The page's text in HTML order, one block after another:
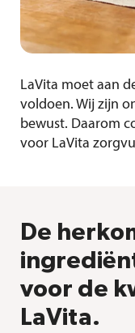
LaVita moet aan
voldoen. Wij zijn
bewust. Daarom
voor LaVita
De
voor de
LaVita.